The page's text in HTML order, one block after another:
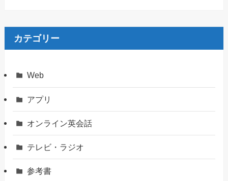
カテゴリー
Web
アプリ
オンライン英会話
テレビ・ラジオ
参考書